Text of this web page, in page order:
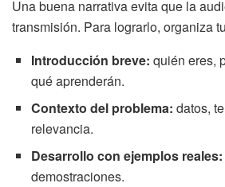
Una buena narrativa evita que la
transmisión. Para lograrlo, organiza
Introducción breve: quién eres,
qué aprenderán.
Contexto del problema: datos,
relevancia.
Desarrollo con ejemplos reales:
demostraciones.